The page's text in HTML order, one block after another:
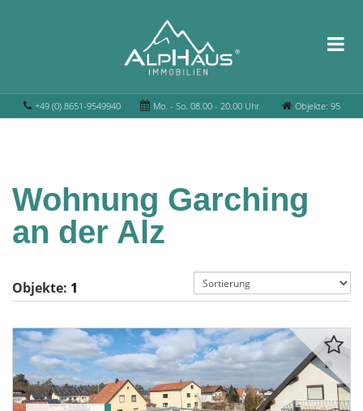
+49 (0) 8651-9549940 Mo. - So. 08.00 - 20.00 Uhr Objekte: 95
Wohnung Garching
an der Alz
Objekte: 1